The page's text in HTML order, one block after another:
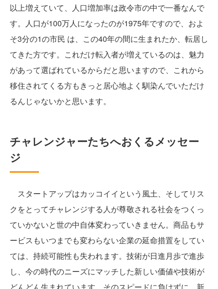
以上増えていて、人口増加率は政令市の中で一番なんで
す。人口が100万人になったのが1975年ですので、およ
そ3分の1の市民 は、この40年の間に生まれたか、転居し
てきた方です。これだけ転入者が増えているのは、魅力
があって選ばれているからだと思いますので、これから
移住されてくる方もきっと居心地よく馴染んでいただけ
るんじゃないかと思います。
チャレンジャーたちへおくるメッセー
ジ
スタートアップはカッコイイという風土、そしてリス
クをとってチャレンジする人が尊敬される社会をつくっ
ていかないと世の中自体変わっていきません。商品もサ
ービスもいつまでも変わらない企業の延命措置をしてい
ては、持続可能性も失われます。技術が日進月歩で進歩
し、今の時代のニーズにマッチした新しい価値や技術が